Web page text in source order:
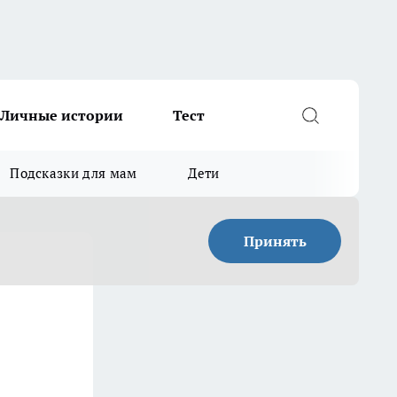
Личные истории Тест
Подсказки для мам Дети
Принять